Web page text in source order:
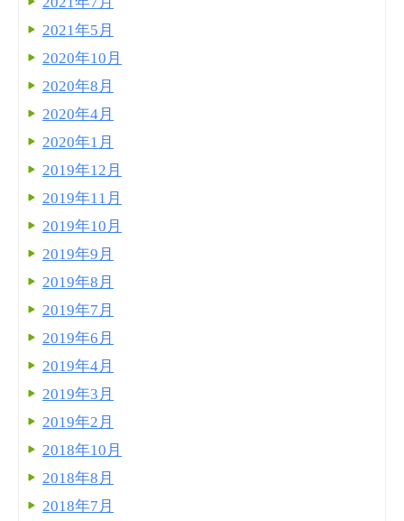
2021年5月
2020年10月
2020年8月
2020年4月
2020年1月
2019年12月
2019年11月
2019年10月
2019年9月
2019年8月
2019年7月
2019年6月
2019年4月
2019年3月
2019年2月
2018年10月
2018年8月
2018年7月